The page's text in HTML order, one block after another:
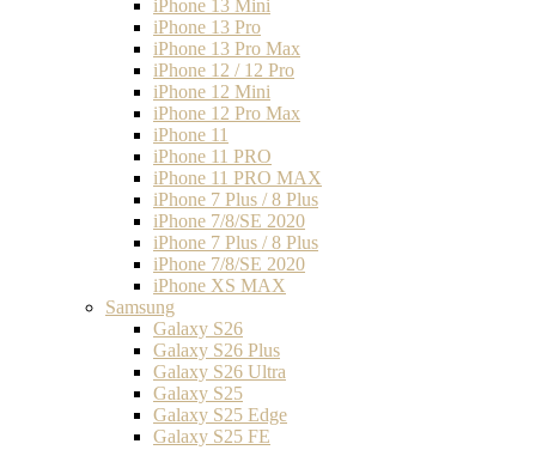
iPhone 13 Mini
iPhone 13 Pro
iPhone 13 Pro Max
iPhone 12 / 12 Pro
iPhone 12 Mini
iPhone 12 Pro Max
iPhone 11
iPhone 11 PRO
iPhone 11 PRO MAX
iPhone 7 Plus / 8 Plus
iPhone 7/8/SE 2020
iPhone 7 Plus / 8 Plus
iPhone 7/8/SE 2020
iPhone XS MAX
Samsung
Galaxy S26
Galaxy S26 Plus
Galaxy S26 Ultra
Galaxy S25
Galaxy S25 Edge
Galaxy S25 FE